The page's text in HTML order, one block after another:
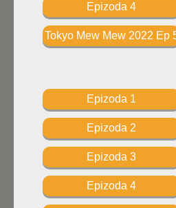
Epizoda 4
Tokyo Mew Mew 2022 Ep
Epizoda 1
Epizoda 2
Epizoda 3
Epizoda 4